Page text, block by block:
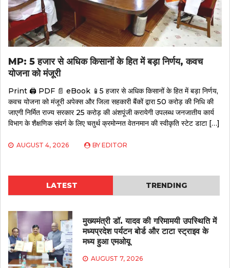
MP: 5 हजार से अधिक किसानों के हित में बड़ा निर्णय, कवच
योजना को मंजूरी
Print 🖨 PDF 📄 eBook 📱5 हजार से अधिक किसानों के हित में बड़ा निर्णय,
कवच योजना को मंजूरी अपेक्स और जिला सहकारी बैंकों द्वारा 50 करोड़ की निधि की
जाएगी निर्मित राज्य सरकार 25 करोड़ की अंशपूंजी करायेगी उपलब्ध जनजातीय कार्य
विभाग के शैक्षणिक संवर्ग के लिए चतुर्थ क्रमोन्नत वेतनमान की स्वीकृति स्टेट डाटा […]
AUGUST 4, 2026 BY EDITOR
LATEST TRENDING
मुख्यमंत्री डॉ. यादव की गरिमामयी उपस्थिति में
मध्यप्रदेश पर्यटन बोर्ड और टाटा स्ट्राइव के
मध्य हुआ एमओयू
AUGUST 7, 2026